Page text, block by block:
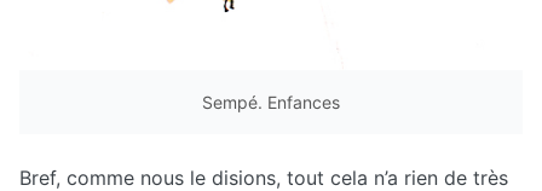
Sempé. Enfances
Bref, comme nous le disions, tout cela n’a rien de très